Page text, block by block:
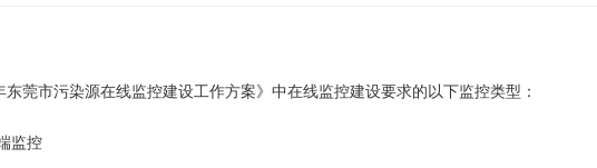
市污染源在线监控建设工作方案》中在线监控建设要求的以下监控类型：
监控